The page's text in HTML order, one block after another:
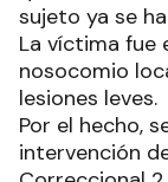
sujeto ya se
La víctima fue
nosocomio
lesiones leves.
Por el hecho,
intervención